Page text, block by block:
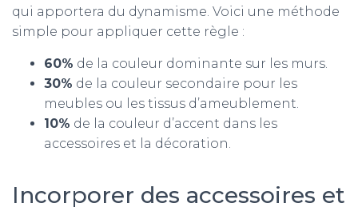
qui apportera du dynamisme. Voici une méthode
simple pour appliquer cette règle :
60% de la couleur dominante sur les murs.
30% de la couleur secondaire pour les
meubles ou les tissus d’ameublement.
10% de la couleur d’accent dans les
accessoires et la décoration.
Incorporer des accessoires et